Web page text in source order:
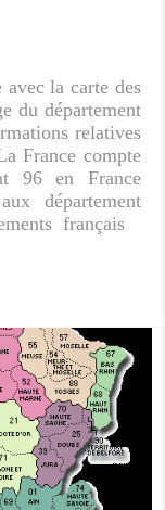
avec la carte des
du département
relatives
France compte
96 en France
département
français